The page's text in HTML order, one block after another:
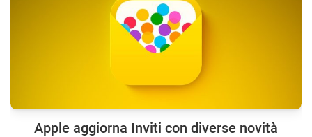
Apple aggiorna Inviti con diverse novità